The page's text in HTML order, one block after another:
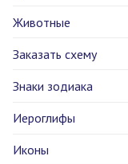
Животные
Заказать схему
Знаки зодиака
Иероглифы
Иконы